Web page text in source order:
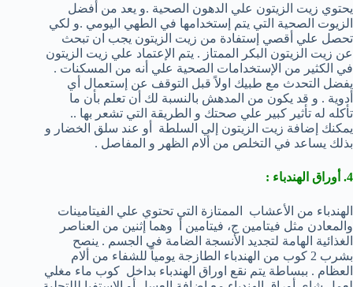
يحتوي زيت الزيتون علي الدهون الصحية .و يعد من أفضل
الزيوت الصحية التي يتم إستخدامها في الطهي اليومي .و لكي
تحصل علي أقصي إستفادة من زيت الزيتون يجب ان تبحث
عن زيت الزيتون البكر الممتاز . يتم الإعتماد علي زيت الزيتون
في الكثير من الإستخدامات الصحية علي أنه من المسكنات .
يفضل التحدث مع طبيك اولاً قبل التوقف عن إستعمال أي
أدوية . و قد يكون من المدهش بالنسبة لك أن تعلم بأن ما
تأكله له تأثير كبير علي صحتك و الطريقة التي تشعر بها ..
يمكنك إضافة زيت الزيتون إلي السلطة أو عند سلق الخضار و
بذلك يساعد في التخلص من ألام الظهر و المفاصل .
4. أوراق الهندباء :
الهندباء من الأعشاب الممتازة التي تحتوي علي الفيتامينات
والمعادن مثل فيتامين ج، فيتامين أ وهما إثنين من العناصر
الغذائية الهامة لتجديد الأنسجة الضامة في الجسم . ينصح
بشرب 2 كوب من الهندباء الطازجة يومياً للشفاء من ألام
العظام . ببساطة يتم نقع اوراق الهندباء بداخل كوب ماء مغلي